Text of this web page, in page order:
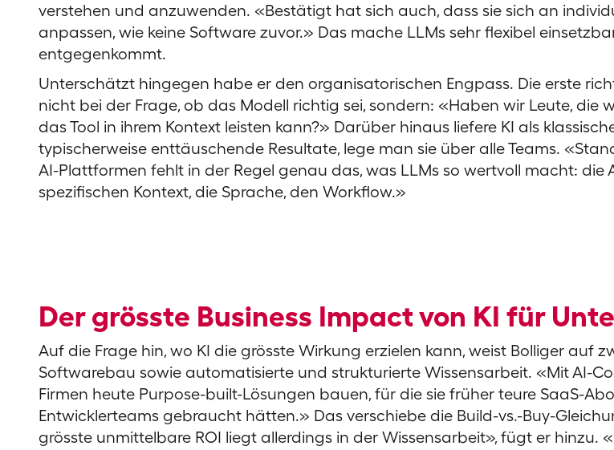
verstehen und anzuwenden. «Bestätigt hat sich auch, dass sie sich an
anpassen, wie keine Software zuvor.» Das mache LLMs sehr flexibel
entgegenkommt.
Unterschätzt hingegen habe er den organisatorischen Engpass. Die erste
nicht bei der Frage, ob das Modell richtig sei, sondern: «Haben wir Leute, die
das Tool in ihrem Kontext leisten kann?» Darüber hinaus liefere KI als
typischerweise enttäuschende Resultate, lege man sie über alle Teams.
AI-Plattformen fehlt in der Regel genau das, was LLMs so wertvoll macht: die
spezifischen Kontext, die Sprache, den Workflow.»
Der grösste Business Impact von KI für
Auf die Frage hin, wo KI die grösste Wirkung erzielen kann, weist Bolliger auf
Softwarebau sowie automatisierte und strukturierte Wissensarbeit. «Mit AI-
Firmen heute Purpose-built-Lösungen bauen, für die sie früher teure SaaS-
Entwicklerteams gebraucht hätten.» Das verschiebe die Build-vs.-Buy-
grösste unmittelbare ROI liegt allerdings in der Wissensarbeit», fügt er hinzu.